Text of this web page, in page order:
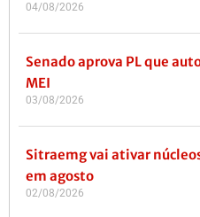
04/08/2026
Senado aprova PL que
MEI
03/08/2026
Sitraemg vai ativar
em agosto
02/08/2026